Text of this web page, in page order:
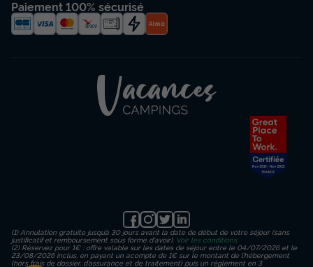
Paiement 100% sécurisé
(1) Annulation gratuite jusqu’à 30 jours avant la date de début de votre séjour (sans
justificatif et remboursement sous forme d'avoir). Voir les conditions
(2) Réservez pour 1€ : offre valable sur les dates de séjour entre le 04/07/2026 et le
23/08/2026 inclus, en payant un acompte de 1€ sur le montant de l’hébergement
(hors frais de dossier, d’assurance et de traitement) puis un règlement en 3